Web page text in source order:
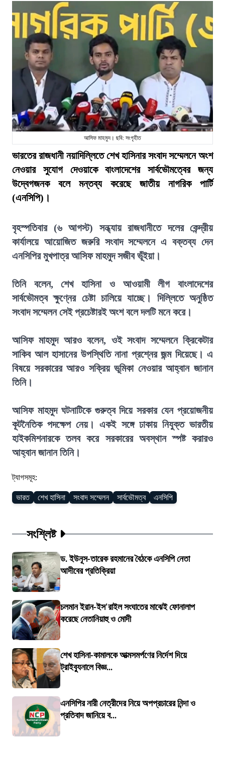
আসিফ মাহমুদ। ছবি: সংগৃহীত
ভারতের রাজধানী নয়াদিল্লিতে শেখ হাসিনার সংবাদ সম্মেলনে অংশ
নেওয়ার সুযোগ দেওয়াকে বাংলাদেশের সার্বভৌমত্বের জন্য
উদ্বেগজনক বলে মন্তব্য করেছে জাতীয় নাগরিক পার্টি
(এনসিপি)।
বৃহস্পতিবার (৬ আগস্ট) সন্ধ্যায় রাজধানীতে দলের কেন্দ্রীয়
কার্যালয়ে আয়োজিত জরুরি সংবাদ সম্মেলনে এ বক্তব্য দেন
এনসিপির মুখপাত্র আসিফ মাহমুদ সজীব ভূঁইয়া।
তিনি বলেন, শেখ হাসিনা ও আওয়ামী লীগ বাংলাদেশের
সার্বভৌমত্ব ক্ষুণ্নের চেষ্টা চালিয়ে যাচ্ছে। দিল্লিতে অনুষ্ঠিত
সংবাদ সম্মেলন সেই প্রচেষ্টারই অংশ বলে দলটি মনে করে।
আসিফ মাহমুদ আরও বলেন, ওই সংবাদ সম্মেলনে ক্রিকেটার
সাকিব আল হাসানের উপস্থিতি নানা প্রশ্নের জন্ম দিয়েছে। এ
বিষয়ে সরকারের আরও সক্রিয় ভূমিকা নেওয়ার আহ্বান জানান
তিনি।
আসিফ মাহমুদ ঘটনাটিকে গুরুত্ব দিয়ে সরকার যেন প্রয়োজনীয়
কূটনৈতিক পদক্ষেপ নেয়। একই সঙ্গে ঢাকায় নিযুক্ত ভারতীয়
হাইকমিশনারকে তলব করে সরকারের অবস্থান স্পষ্ট করারও
আহ্বান জানান তিনি।
ট্যাগসমূহ:
ভারত শেখ হাসিনা সংবাদ সম্মেলন সার্বভৌমত্ব এনসিপি
সংশ্লিষ্ট
ড. ইউনূস-তারেক রহমানের বৈঠকে এনসিপি নেতা
আদীবের প্রতিক্রিয়া
চলমান ইরান-ইস'রাইল সংঘাতের মাঝেই ফোনালাপ
করেছে নেতানিয়াহু ও মোদী
শেখ হাসিনা-কামালকে আত্মসমর্পণের নির্দেশ দিয়ে
ট্রাইব্যুনালে বিজ্ঞ...
এনসিপির নারী নেত্রীদের নিয়ে অপপ্রচারের নিন্দা ও
প্রতিবাদ জানিয়ে ব...